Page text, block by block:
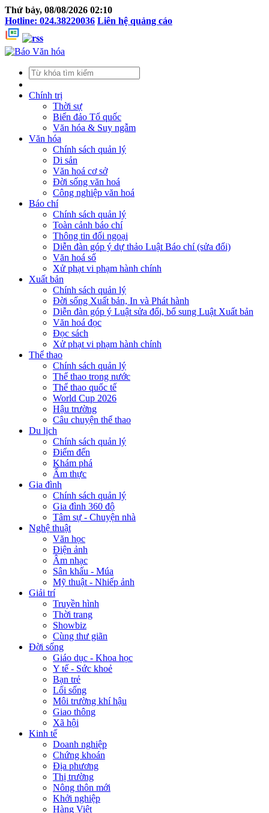
Thứ bảy, 08/08/2026 02:10
Hotline: 024.38220036 Liên hệ quảng cáo
Chính trị
Thời sự
Biển đảo Tổ quốc
Văn hóa & Suy ngẫm
Văn hóa
Chính sách quản lý
Di sản
Văn hoá cơ sở
Đời sống văn hoá
Công nghiệp văn hoá
Báo chí
Chính sách quản lý
Toàn cảnh báo chí
Thông tin đối ngoại
Diễn đàn góp ý dự thảo Luật Báo chí (sửa đổi)
Văn hoá số
Xử phạt vi phạm hành chính
Xuất bản
Chính sách quản lý
Đời sống Xuất bản, In và Phát hành
Diễn đàn góp ý Luật sửa đổi, bổ sung Luật Xuất bản
Văn hoá đọc
Đọc sách
Xử phạt vi phạm hành chính
Thể thao
Chính sách quản lý
Thể thao trong nước
Thể thao quốc tế
World Cup 2026
Hậu trường
Câu chuyện thể thao
Du lịch
Chính sách quản lý
Điểm đến
Khám phá
Ẩm thực
Gia đình
Chính sách quản lý
Gia đình 360 độ
Tâm sự - Chuyện nhà
Nghệ thuật
Văn học
Điện ảnh
Âm nhạc
Sân khấu - Múa
Mỹ thuật - Nhiếp ảnh
Giải trí
Truyền hình
Thời trang
Showbiz
Cùng thư giãn
Đời sống
Giáo dục - Khoa học
Y tế - Sức khoẻ
Bạn trẻ
Lối sống
Môi trường khí hậu
Giao thông
Xã hội
Kinh tế
Doanh nghiệp
Chứng khoán
Địa phương
Thị trường
Nông thôn mới
Khởi nghiệp
Hàng Việt